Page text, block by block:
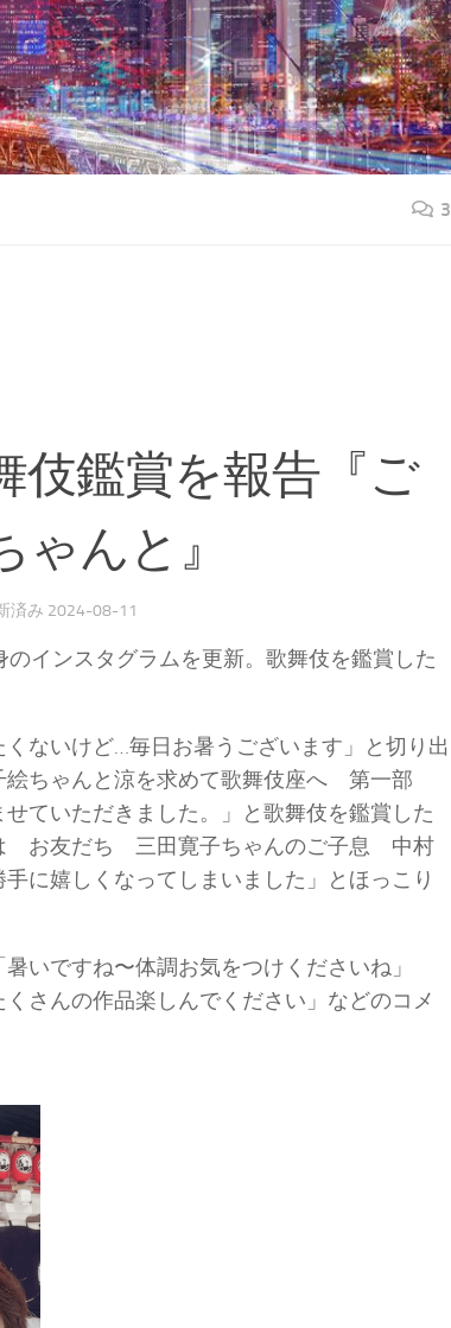
3
伎鑑賞を報告『ご
んと』
済み 2024-08-11
インスタグラムを更新。歌舞伎を鑑賞した
ないけど…毎日お暑うございます」と切り出
絵ちゃんと涼を求めて歌舞伎座へ 第一部
ていただきました。」と歌舞伎を鑑賞した
お友だち 三田寛子ちゃんのご子息 中村
に嬉しくなってしまいました」とほっこり
いですね〜体調お気をつけくださいね」
くさんの作品楽しんでください」などのコメ